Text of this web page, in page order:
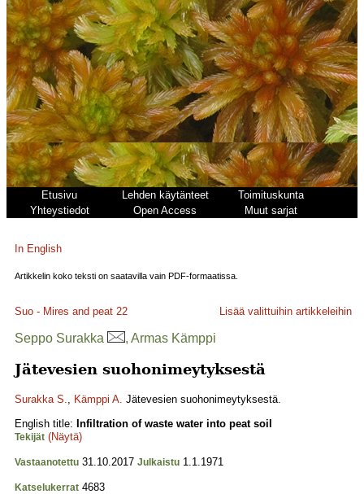
Etusivu Lehden käytänteet
Toimituskunta
Yhteystiedot
Open Access Muut sarjat
In English
Artikkelin koko teksti on saatavilla vain PDF-formaatissa.
Suo - Mires and peat 22 Lisää valittuihin artikkeleihin
Seppo Surakka , Armas Kämppi
Jätevesien suohonimeytyksestä
Surakka S., Kämppi A. Jätevesien suohonimeytyksestä.
English title: Infiltration of waste water into peat soil
Tekijät (Näytä)
Vastaanotettu 31.10.2017 Julkaistu 1.1.1971
Katselukerrat 4683